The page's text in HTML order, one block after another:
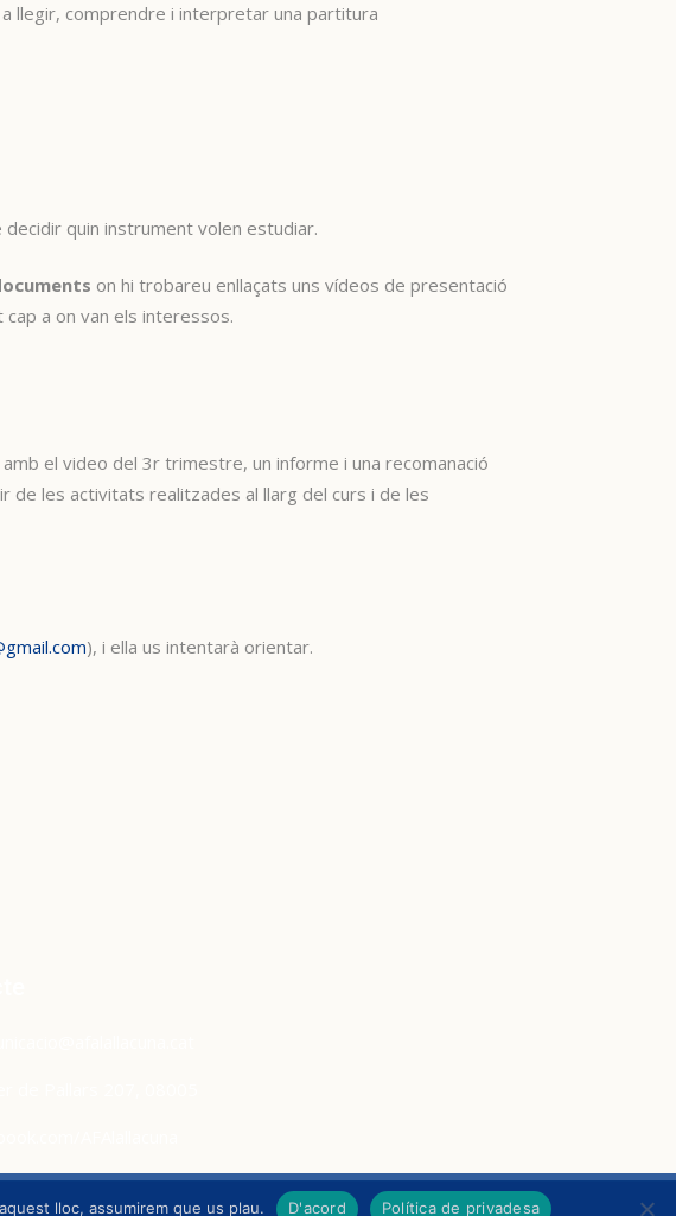
a llegir, comprendre i interpretar una partitura
decidir quin instrument volen estudiar.
on hi trobareu enllaçats uns vídeos de presentació
a on van els interessos.
el video del 3r trimestre, un informe i una recomanació
de les activitats realitzades al llarg del curs i de les
), i ella us intentarà orientar.
lloc, assumirem que us plau. D'acord Política de privadesa